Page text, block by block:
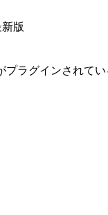
新版
プラグインされてい